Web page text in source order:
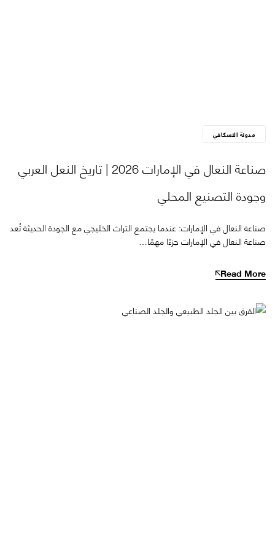
مدونة الاسكافي
صناعة النعال في الإمارات 2026 | تاريخ النعل العربي
وجودة التصنيع المحلي
صناعة النعال في الإمارات: عندما يجتمع التراث الخليجي مع الجودة الحديثة تُعد
صناعة النعال في الإمارات جزءًا مهمًا…
Read More